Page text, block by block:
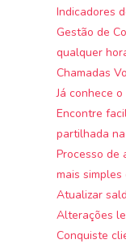
Indicadores
Gestão de
qualquer
Chamadas
Já conhece
Encontre
partilhada
Processo de
mais simples
Atualizar
Alterações
Conquiste